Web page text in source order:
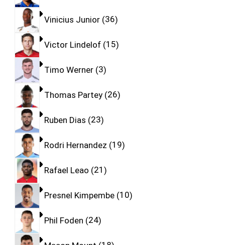
Vinicius Junior 36
Victor Lindelof 15
Timo Werner 3
Thomas Partey 26
Ruben Dias 23
Rodri Hernandez 19
Rafael Leao 21
Presnel Kimpembe 10
Phil Foden 24